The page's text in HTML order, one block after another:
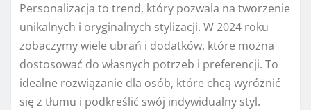
Personalizacja to trend, który pozwala na tworzenie
unikalnych i oryginalnych stylizacji. W 2024 roku
zobaczymy wiele ubrań i dodatków, które można
dostosować do własnych potrzeb i preferencji. To
idealne rozwiązanie dla osób, które chcą wyróżnić
się z tłumu i podkreślić swój indywidualny styl.